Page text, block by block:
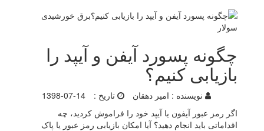
چگونه پسورد آیفن و آیپد را
بازیابی کنیم؟
نویسنده : امیر دهقان تاریخ :
1398-07-14
اگر رمز عبور آیفون یا آیپد خود را فراموش کردید، چه
اقداماتی باید انجام دهید؟ آیا امکان بازیابی رمز عبور یا پاک